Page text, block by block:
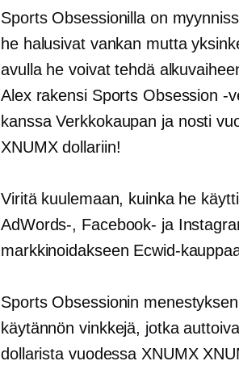
Sports Obsessionilla on
he halusivat vankan mutta
avulla he voivat tehdä
Alex rakensi Sports Obsession -
kanssaVerkkokaupan ja nosti
XNUMX dollariin!
Viritä kuulemaan, kuinka he
AdWords-, Facebook- ja
markkinoidakseen Ecwid-
Sports Obsessionin
käytännön vinkkejä, jotka
dollarista vuodessa XNUMX